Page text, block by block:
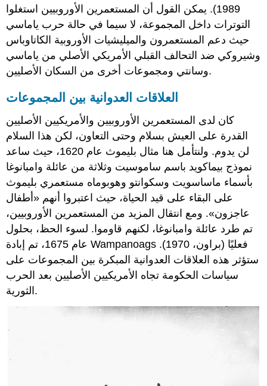
1989). يمكن القول أن المستعمرين الأوروبيين استغلوا
التوترات داخل المجموعة، لا سيما في حالة حرب ياماسي
حيث دعم المستعمرون والميليشيات الأوروبية الكاتاوباس
وشيروكي ضد التحالف القبلي الأمريكي الأصلي من ياماسي
وسانتي ومجموعات أخرى من السكان الأصليين.
العلاقات العدوانية بين المجموعات
كان لدى المستعمرين الأوروبيين والأمريكيين الأصليين
القدرة على العيش بسلام وحتى التعاون، لكن هذا السلام
لن يدوم. ولنتأمل هنا مثال بليموث عام 1620، حيث ساعد
نموذج بيماكويد باسم ساموسيت وثلاثة من عائلة وامبانوغا
بأسماء ماساسويت وسكوانتو وهوبوماه مستعمري بليموث
على البقاء على قيد الحياة، حيث اعتبروا أنهم «أطفال
عاجزون». ومع انتقال المزيد من المستعمرين الأوروبيين،
تم طرد عائلة وامبانوغا، لكنهم قاوموا. لسوء الحظ، بحلول
عام 1675، تم إبادة Wampanoags فعليًا (براون، 1970).
ستؤثر هذه العلاقات العدوانية المبكرة بين المجموعات على
سياسات الحكومة تجاه الأمريكيين الأصليين بعد الحرب
الثورية.